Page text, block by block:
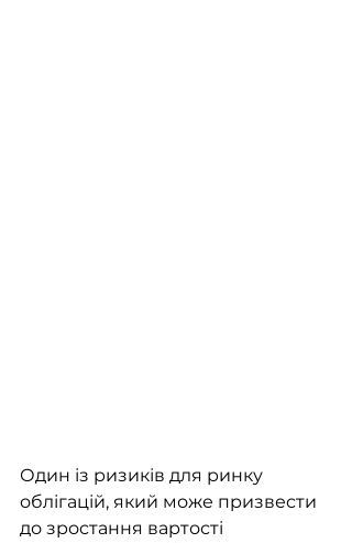
Один із ризиків для ринку
облігацій, який може призвести
до зростання вартості